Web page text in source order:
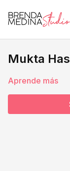
Mukta
Aprende más